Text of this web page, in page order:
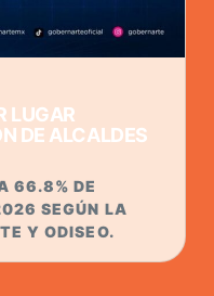
LUGAR
DE ALCALDES
66.8% DE
SEGÚN LA
Y ODISEO.